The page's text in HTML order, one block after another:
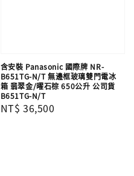
含安裝 Panasonic 國際牌 NR-
B651TG-N/T 無邊框玻璃雙門電冰
箱 翡翠金/曜石棕 650公升 公司貨
B651TG-N/T
Regular
NT$ 36,500